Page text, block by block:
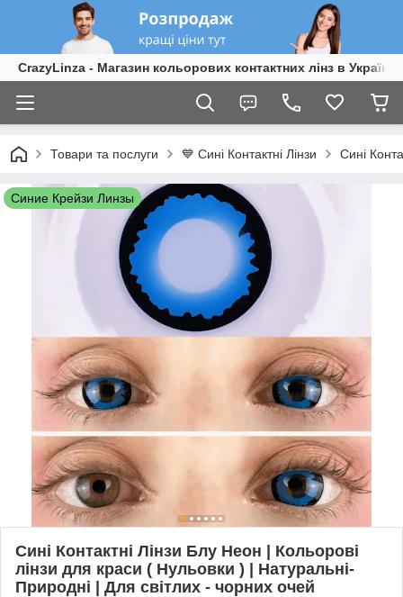
CrazyLinza - Магазин кольорових контактних лінз в Україні
Товари та послуги 💙 Сині Контактні Лінзи Сині
Синие Крейзи Линзы
Сині Контактні Лінзи Блу Неон | Кольорові
лінзи для краси ( Нульовки ) | Натуральні-
Природні | Для світлих - чорних очей